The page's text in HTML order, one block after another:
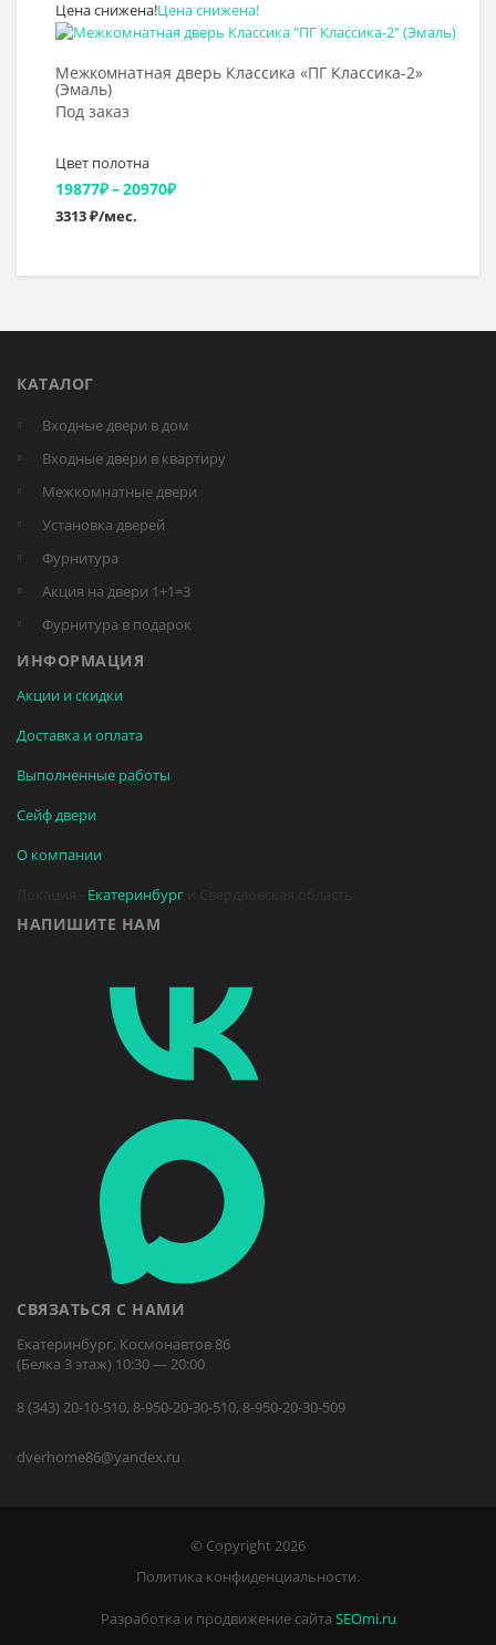
Цена снижена!Цена снижена!
Межкомнатная дверь Классика «ПГ Классика-2»
(Эмаль)
Под заказ
Цвет полотна
19877₽–20970₽Диапазон
3313 ₽/мес.
Выбрать >
КАТАЛОГ
Входные двери в дом
Входные двери в квартиру
Межкомнатные двери
Установка дверей
Фурнитура
Акция на двери 1+1=3
Фурнитура в подарок
ИНФОРМАЦИЯ
Акции и скидки
Доставка и оплата
Выполненные работы
Сейф двери
О компании
Екатеринбург
НАПИШИТЕ НАМ
СВЯЗАТЬСЯ С НАМИ
Екатеринбург, Космонавтов 86
(Белка 3 этаж) 10:30 — 20:00
8 (343) 20-10-510, 8-950-20-30-510, 8-950-20-30-509
dverhome86@yandex.ru
© Copyright 2026
Политика конфиденциальности.
Разработка и продвижение сайта SEOmi.ru